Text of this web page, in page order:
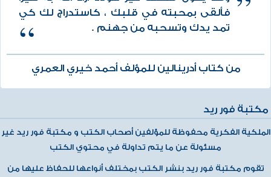
فألقى بمحبته في قلبك ، كاستدراج لك كي
تمد يدك وتسحبه من جهنم .
من كتاب أدرينالين للمؤلف أحمد خيري العمري
مكتبة فور ريد
الملكية الفكرية محفوظة للمؤلفين أصحاب الكتب و مكتبة فور ريد غير
مسئولة عن ما يتم تداولة في محتوي الكتب
تقوم مكتبة فور ريد بنشر الكتب بمختلف أنواعها للحفاظ عليها من